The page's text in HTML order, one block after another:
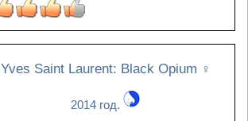
Yves Saint Laurent: Black Opium ♀
2014 год.